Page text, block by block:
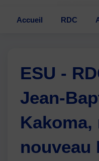
Accueil RDC
ESU -
Jean-
Kakoma,
nouveau